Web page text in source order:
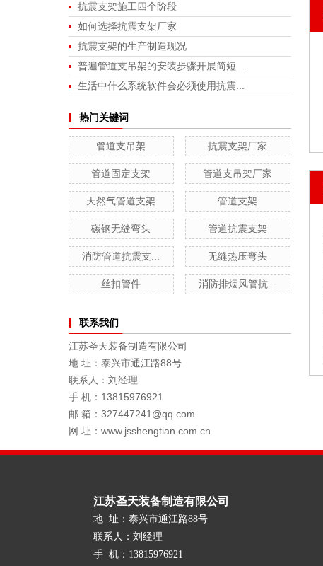
抗震支架施工四个阶段
如何选择抗震支架厂家
抗震支架的生产制造现况
普遍管道支吊架的安装步骤开展简短...
生活中什么系统软件会必须使用抗震...
热门关键词
管道支吊架 抗震支架厂家
管道固定支架 管道支吊架厂家
天然气管道支架 管道支架
碳钢无缝弯头 管道抗震支架
消防管道抗震支... 无缝热压弯头
丝扣管件 消防排烟风管抗...
联系我们
江苏圣天装备制造有限公司
地 址：泰兴市通江路88号
联系人：刘经理
手 机：13815976921
邮 箱：327447241@qq.com
网 址：www.jsshengtian.com.cn
江苏圣天装备制造有限公司
地 址：泰兴市通江路88号
联系人：刘经理
手 机：13815976921